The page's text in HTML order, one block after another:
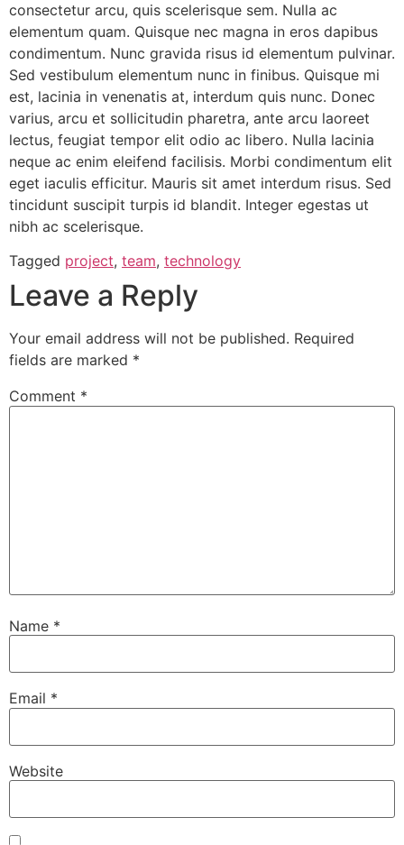
consectetur arcu, quis scelerisque sem. Nulla ac
elementum quam. Quisque nec magna in eros dapibus
condimentum. Nunc gravida risus id elementum pulvinar.
Sed vestibulum elementum nunc in finibus. Quisque mi
est, lacinia in venenatis at, interdum quis nunc. Donec
varius, arcu et sollicitudin pharetra, ante arcu laoreet
lectus, feugiat tempor elit odio ac libero. Nulla lacinia
neque ac enim eleifend facilisis. Morbi condimentum elit
eget iaculis efficitur. Mauris sit amet interdum risus. Sed
tincidunt suscipit turpis id blandit. Integer egestas ut
nibh ac scelerisque.
Tagged project, team, technology
Leave a Reply
Your email address will not be published. Required
fields are marked *
Comment *
Name *
Email *
Website